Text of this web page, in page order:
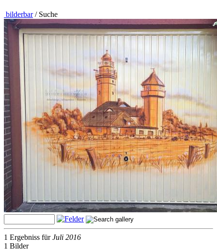
bilderbar/ Suche
1 Ergebniss fürJuli 2016
1 Bilder